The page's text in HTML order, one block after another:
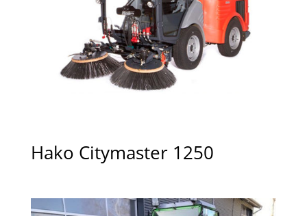
Hako Citymaster 1250